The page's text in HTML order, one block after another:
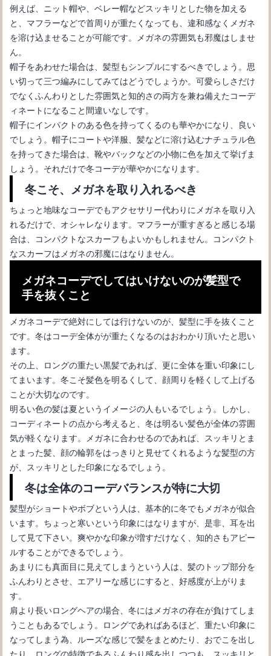
メガネをかけても可愛いと言われる髪型にするなら！？
眼鏡の鼻あてが緑になるのは緑青！原因と対処法を解説
例えば、ニット帽や、ベレー帽などスッキリとした物を加える
と、マフラーなどで首周りが重たくなっても、違和感なくメガネ
を溶け込ませることが可能です。メガネの雰囲気も邪魔はしませ
ん。
帽子をあわせた場合は、髪型もシンプルにするべきでしょう。思
い切って三つ編みにしてみてはどうでしょうか。可愛らしさだけ
でなくふんわりとした雰囲気と知的さの両方を兼ね備えたコーデ
ィネートになること間違いなしです。
帽子にインパクトのある色を持ってくるのも華やかになり、良い
でしょう。帽子にコートや洋服、髪などに溶け込むナチュラル色
を持ってきた場合は、靴やバックなどの小物に色を加えて挙げま
しょう。それだけで冬コーデが華やかになります。
冬こそ、メガネを取り入れるべき
ちょっと地味なコーデでもアクセサリー代わりにメガネを取り入
れるだけで、オシャレなります。マフラーが重すぎると感じる場
合は、コンパクトなスカーフもよいかもしれません。コンパクト
なスカーフはメガネの邪魔にはなりません。
メガネコーデでしてはいけないのが髪型で
手を抜くこと
メガネコーデで絶対にしては行けないのが、髪型に手を抜くこと
です。冬はコーデ全体がが重たくなるのはおわかり頂いたと思い
ます。
その上、ロングの重たい黒髪であれば、更に全体を重い印象にし
てまいます。冬こそ髪色を明るくして、顔周りを軽くして上げる
ことが大切なのです。
明るい色の髪は夏というイメージの人もいるでしょう。しかし、
コーディネートの点から考えると、冬は明るい髪色が全体の雰囲
気が軽くなります。メガネに合わせるのであれば、スッキリとま
とまった髪、顔の輪郭をはっきりと見せてくれるような髪型の方
が、スッキリとした印象になるでしょう。
冬は全体のコーデバランスが特に大切
髪型がショートやボブという人は、基本的に冬でもメガネが似合
います。ちょっと寒いという印象にはなりますが、是非、耳を出
して見て下さい。爽やかな印象が増すだけなく、知的さもアピー
ルすることができるでしょう。
あまりにも真面目に見えてしまうという人は、髪のトップ部分を
ふんわりとさせ、エアリーな感じにすると、好感度が上がりま
す。
肩より長いロングヘアの場合、冬にはメガネの存在が負けてしま
うこともあるでしょう。ロングであればあるほど、重たい印象に
なってしまう為、ルーズな感じで髪をまとめたり、おでこを出し
たり、ロングの特徴であるふんわり感を出しつつも、スッキリと